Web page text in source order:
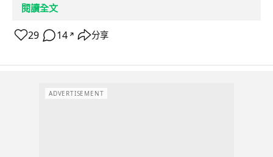
閱讀全文
29 14 ↗ 分享
ADVERTISEMENT